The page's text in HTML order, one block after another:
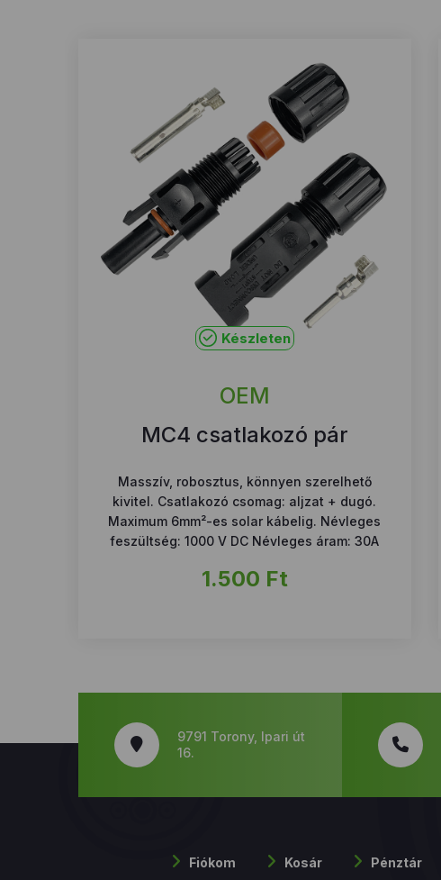
Készleten
OEM
MC4 csatlakozó pár
Masszív, robosztus, könnyen szerelhető
kivitel. Csatlakozó csomag: aljzat + dugó.
Maximum 6mm²-es solar kábelig. Névleges
feszültség: 1000 V DC Névleges áram: 30A
1.500 Ft
9791 Torony, Ipari út
16.
Fiókom Kosár Pénztár